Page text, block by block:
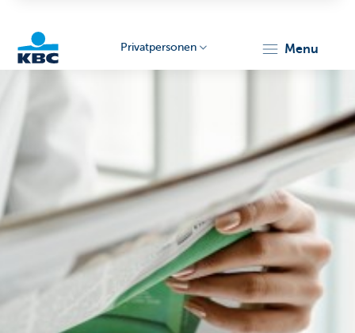
Particulieren
Privatpersonen menu